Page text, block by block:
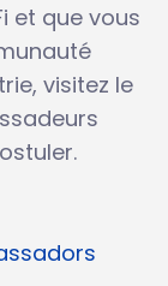
et que vous
visitez le